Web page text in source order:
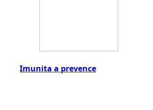
Imunita a prevence